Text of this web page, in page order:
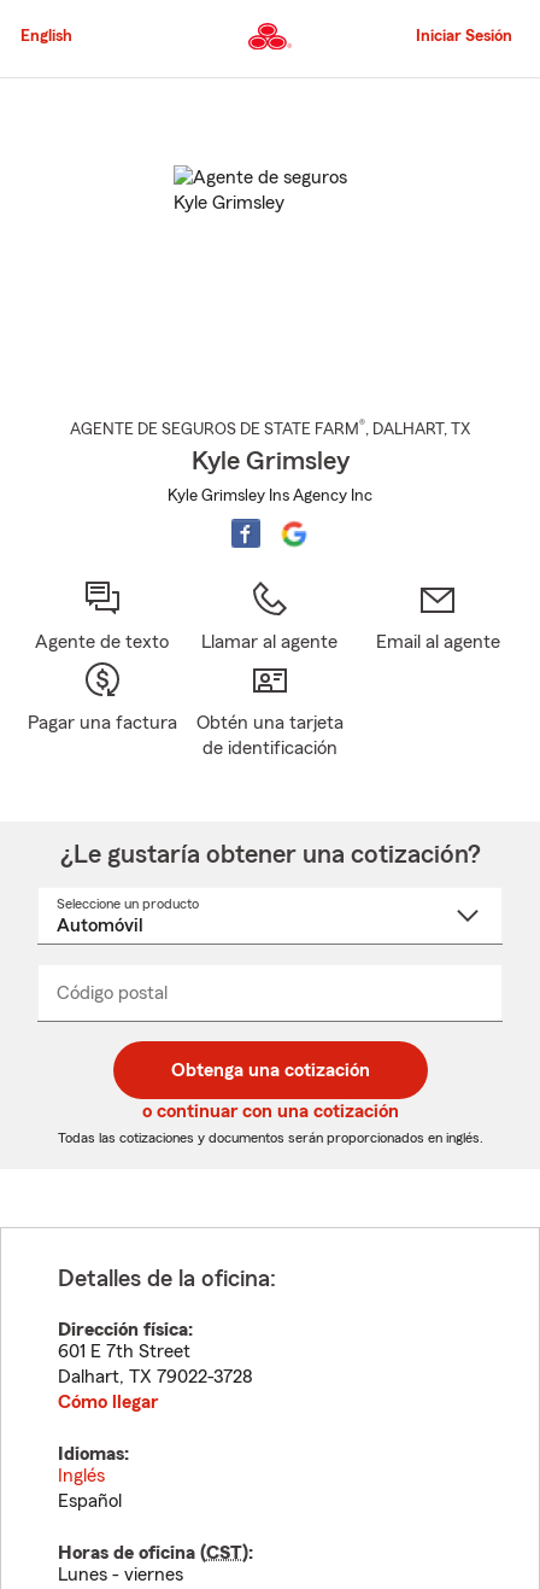
al
principal
English Iniciar Sesión
AGENTE DE SEGUROS DE STATE FARM®, DALHART , TX
Kyle Grimsley
Kyle Grimsley Ins Agency Inc
Agente de texto Llamar al agente Email al agente
Pagar una factura
Obtén una tarjeta
de identificación
¿Le gustaría obtener una cotización?
Seleccione un producto
desplegable
Código postal
de
5
dígitos
de
5
dígitos
_____
Obtenga una cotización
o continuar con una cotización
Todas las cotizaciones y documentos serán proporcionados en inglés.
Detalles de la oficina:
Dirección física:
601 E 7th Street
Dalhart, TX 79022-3728
Cómo llegar
Idiomas:
Inglés
Español
Horas de oficina (CST):
Lunes - viernes